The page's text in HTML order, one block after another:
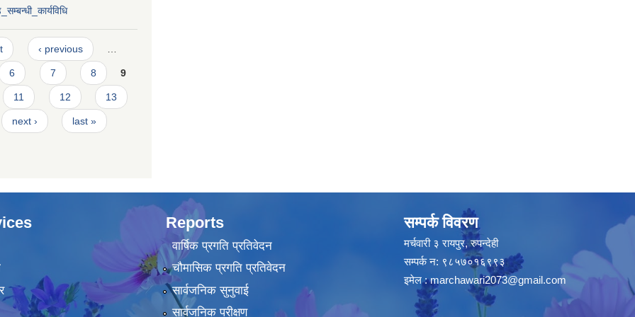
‹ previous
6 7 8 9
11 12 13
next › last »
Reports
वार्षिक प्रगति प्रतिवेदन
चौमासिक प्रगति प्रतिवेदन
सार्वजनिक सुनुवाई
सार्वजनिक परीक्षण
सम्पर्क विवरण
मर्चवारी ३ रायपुर, रुपन्देही
सम्पर्क न: ९८५७०१६९९३
इमेल :marchawari2073@gmail.com